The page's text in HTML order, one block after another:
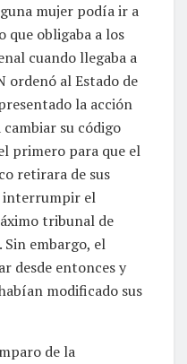
mujer podía ir a
obligaba a los
cuando llegaba a
ordenó al Estado de
la acción
su código
primero para que el
retirara de sus
interrumpir el
tribunal de
embargo, el
desde entonces y
modificado sus
de la